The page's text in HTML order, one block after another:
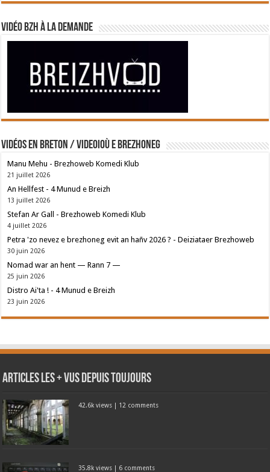
Vidéo BZH à la demande
Vidéos en breton / Videoioù e brezhoneg
Manu Mehu - Brezhoweb Komedi Klub
21 juillet 2026
An Hellfest - 4 Munud e Breizh
13 juillet 2026
Stefan Ar Gall - Brezhoweb Komedi Klub
4 juillet 2026
Petra 'zo nevez e brezhoneg evit an hañv 2026 ? - Deiziataer Brezhoweb
30 juin 2026
Nomad war an hent — Rann 7 —
25 juin 2026
Distro Ai'ta ! - 4 Munud e Breizh
23 juin 2026
Articles les + vus depuis toujours
42.6k views | 12 comments
35.8k views | 6 comments